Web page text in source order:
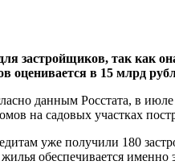
застройщиков, так как
оценивается в 15 млрд
данным Росстата, в
на садовых участках
уже получили 180
обеспечивается именно